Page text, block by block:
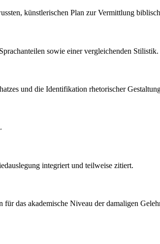
künstlerischen Plan zur Vermittlung
sowie einer vergleichenden Stilistik.
und die Identifikation rhetorischer
integriert und teilweise zitiert.
das akademische Niveau der damaligen